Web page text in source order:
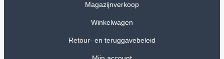
Magazijnverkoop
Winkelwagen
Retour- en teruggavebeleid